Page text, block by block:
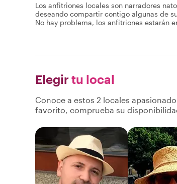
Los anfitriones locales son narradores
deseando compartir contigo algunas de
No hay problema, los anfitriones estarán
Elegir tu local
Conoce a estos 2 locales
favorito, comprueba su